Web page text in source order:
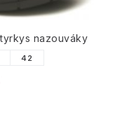
nazouváky
42